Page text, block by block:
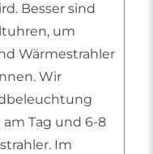
Besser sind
um
Wärmestrahler
Wir
Tag und 6-8
Im